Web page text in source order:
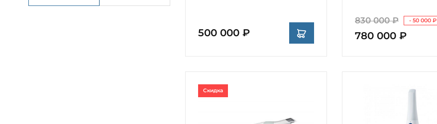
500 000 ₽
830 000 ₽ - 50 000 ₽
780 000 ₽
Скидка